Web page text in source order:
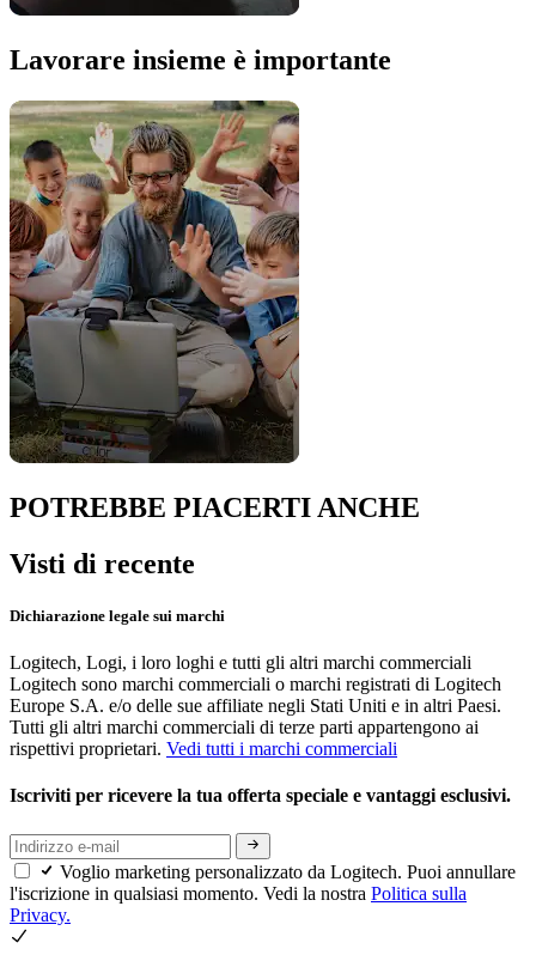
Lavorare insieme è importante
POTREBBE PIACERTI ANCHE
Visti di recente
Dichiarazione legale sui marchi
Logitech, Logi, i loro loghi e tutti gli altri marchi commerciali
Logitech sono marchi commerciali o marchi registrati di Logitech
Europe S.A. e/o delle sue affiliate negli Stati Uniti e in altri Paesi.
Tutti gli altri marchi commerciali di terze parti appartengono ai
rispettivi proprietari. Vedi tutti i marchi commerciali
Iscriviti per ricevere la tua offerta speciale e vantaggi esclusivi.
Voglio marketing personalizzato da Logitech. Puoi annullare
l'iscrizione in qualsiasi momento. Vedi la nostra Politica sulla
Privacy.